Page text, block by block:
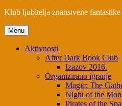
Klub ljubitelja znanstvene
Menu
Aktivnosti
After Dark Book Club
Izazov 2016.
Organizirano igranje
Magic: The
Night of the
Pirates of the